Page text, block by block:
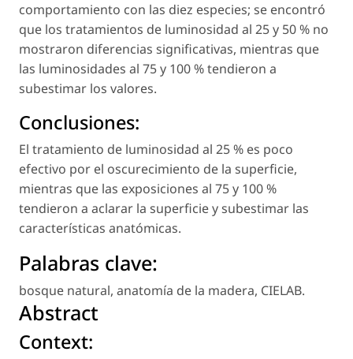
comportamiento con las diez especies; se encontró
que los tratamientos de luminosidad al 25 y 50 % no
mostraron diferencias significativas, mientras que
las luminosidades al 75 y 100 % tendieron a
subestimar los valores.
Conclusiones:
El tratamiento de luminosidad al 25 % es poco
efectivo por el oscurecimiento de la superficie,
mientras que las exposiciones al 75 y 100 %
tendieron a aclarar la superficie y subestimar las
características anatómicas.
Palabras clave:
bosque natural, anatomía de la madera, CIELAB.
Abstract
Context: